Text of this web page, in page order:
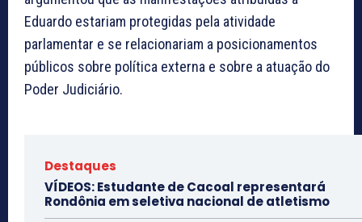
Eduardo estariam protegidas pela atividade
parlamentar e se relacionariam a posicionamentos
públicos sobre política externa e sobre a atuação do
Poder Judiciário.
Destaques
VÍDEOS: Estudante de Cacoal representará
Rondônia em seletiva nacional de atletismo